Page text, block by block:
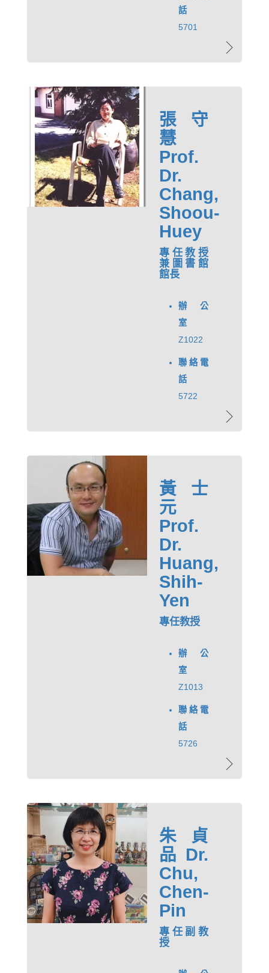
話
5701
張守
慧
Prof.
Dr.
Chang,
Shoou-
Huey
專任教授
兼圖書館
館長
辦公
室
Z1022
聯絡電
話
5722
黃士
元
Prof.
Dr.
Huang,
Shih-
Yen
專任教授
辦公
室
Z1013
聯絡電
話
5726
朱貞
品 Dr.
Chu,
Chen-
Pin
專任副教
授